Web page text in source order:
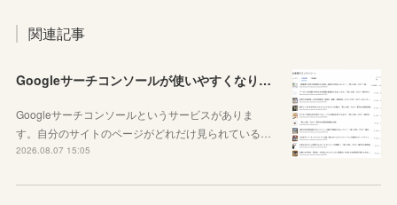
関連記事
Googleサーチコンソールが使いやすくなりました！YouTubeも見れるように！
Googleサーチコンソールというサービスがありま
す。自分のサイトのページがどれだけ見られている…
2026.08.07 15:05